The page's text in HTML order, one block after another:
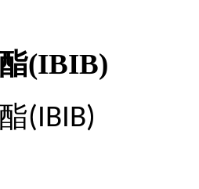
(IBIB)
(IBIB)